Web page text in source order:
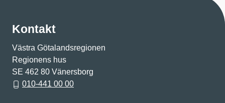
Kontakt
Västra Götalandsregionen
Regionens hus
SE 462 80 Vänersborg
010-441 00 00